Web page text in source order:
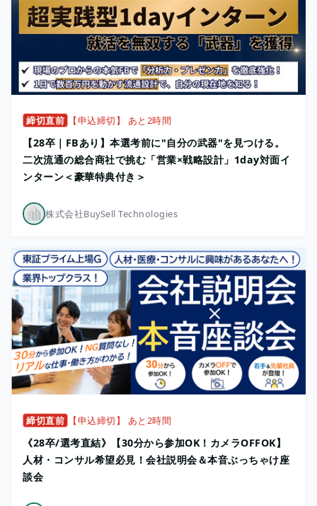
締切直前 【申込締切】 あと2時間
【28卒｜FBあり】本選考前に"自分の武器"を見つける。
二次流通の総合商社で挑む「営業×戦略設計」1day対面イ
ンターン＜豪華特典付き＞
株式会社BuySell Technologies
締切直前 【申込締切】 あと2時間
《28卒/選考直結》【30分から参加OK！カメラOFFOK】
人材・コンサル希望必見！会社説明会＆本音ぶっちゃけ座
談会